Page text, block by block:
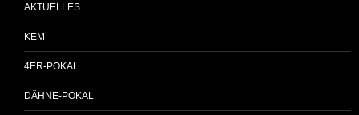
AKTUELLES
KEM
4ER-POKAL
DÄHNE-POKAL